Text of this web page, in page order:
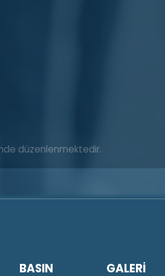
düzenlenmektedir.
BASIN GALERİ